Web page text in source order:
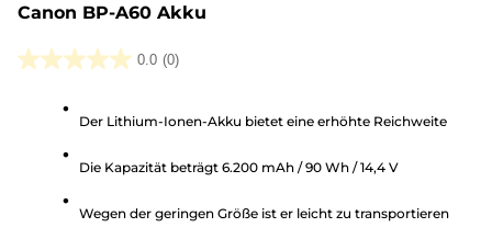
Canon BP-A60 Akku
0.0 (0)
0.0
Sternen.
Der Lithium-Ionen-Akku bietet eine erhöhte Reichweite
Die Kapazität beträgt 6.200 mAh / 90 Wh / 14,4 V
Wegen der geringen Größe ist er leicht zu transportieren